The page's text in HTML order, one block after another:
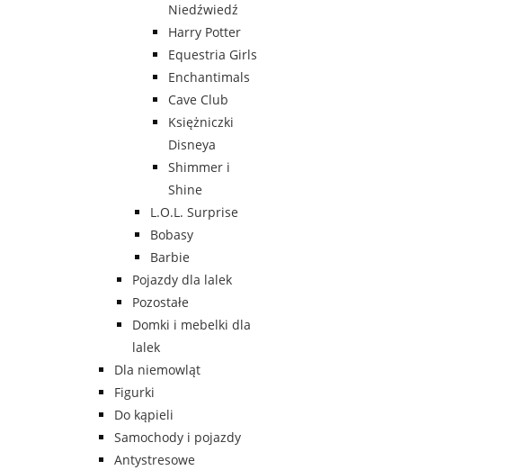
Niedźwiedź
Harry Potter
Equestria Girls
Enchantimals
Cave Club
Księżniczki
Disneya
Shimmer i
Shine
L.O.L. Surprise
Bobasy
Barbie
Pojazdy dla lalek
Pozostałe
Domki i mebelki dla
lalek
Dla niemowląt
Figurki
Do kąpieli
Samochody i pojazdy
Antystresowe